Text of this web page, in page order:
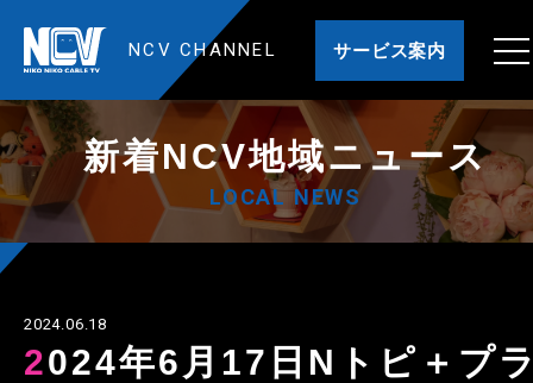
NCV CHANNEL サービス案内
新着NCV地域ニュース
LOCAL NEWS
2024.06.18
2024年6月17日Nトピ＋プラ